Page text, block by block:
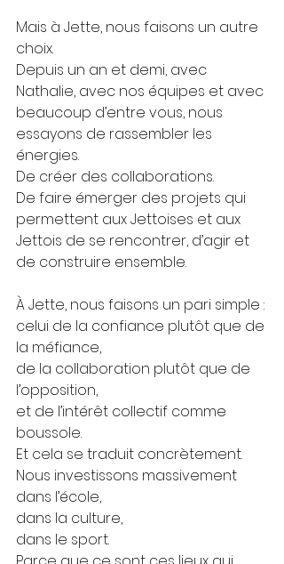
Mais à Jette, nous faisons un autre
choix.
Depuis un an et demi, avec
Nathalie, avec nos équipes et avec
beaucoup d’entre vous, nous
essayons de rassembler les
énergies.
De créer des collaborations.
De faire émerger des projets qui
permettent aux Jettoises et aux
Jettois de se rencontrer, d’agir et
de construire ensemble.
À Jette, nous faisons un pari simple :
celui de la confiance plutôt que de
la méfiance,
de la collaboration plutôt que de
l’opposition,
et de l’intérêt collectif comme
boussole.
Et cela se traduit concrètement.
Nous investissons massivement
dans l’école,
dans la culture,
dans le sport.